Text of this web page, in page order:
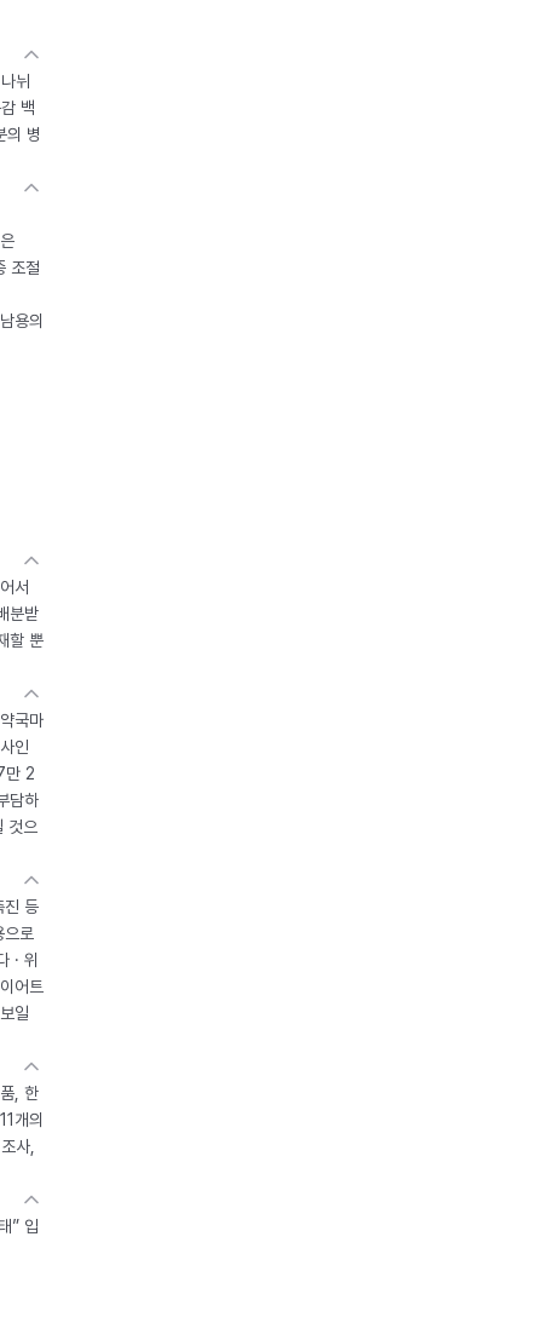
뉘
백
의 병
조절
용의
서
분받
할 뿐
국마
인
만 2
담하
것으
진 등
로
· 위
어트
일
, 한
개의
사,
” 입